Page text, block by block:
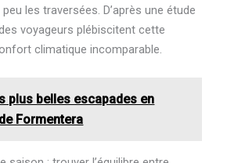
les traversées. D’après une étude
voyageurs plébiscitent cette
climatique incomparable.
plus belles escapades en
Formentera